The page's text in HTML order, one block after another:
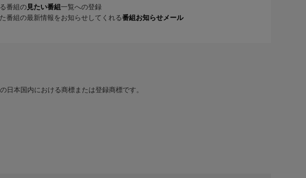
番組の 見たい番組 一覧への登録
番組の最新情報をお知らせしてくれる番組お知らせメール
日本国内における商標または登録商標です。